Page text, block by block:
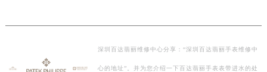
深圳百达翡丽维修中心分享：“深圳百达翡丽手表维修中
心的地址”。并为您介绍一下百达翡丽手表表带进水的处